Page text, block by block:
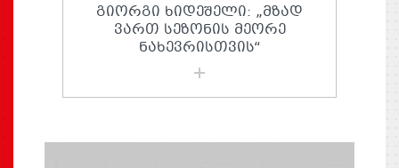
ᲒᲘᲝᲠᲒᲘ ᲮᲘᲓᲔᲨᲔᲚᲘ: „ᲛᲖᲐᲓ
ᲕᲐᲠᲗ ᲡᲔᲖᲝᲜᲘᲡ ᲛᲔᲝᲠᲔ
ᲜᲐᲮᲔᲕᲠᲘᲡᲗᲕᲘᲡ“